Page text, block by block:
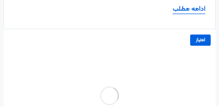
ادامه مطلب
امتیاز